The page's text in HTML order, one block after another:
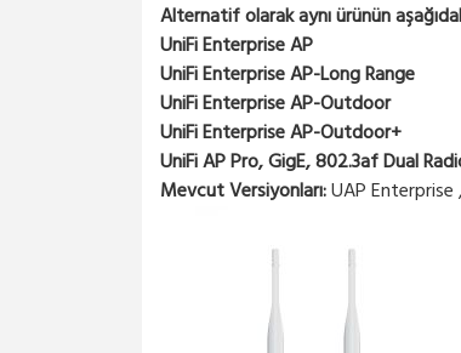
Alternatif olarak aynı ürünün
UniFi Enterprise AP
UniFi Enterprise AP-Long Range
UniFi Enterprise AP-Outdoor
UniFi Enterprise AP-Outdoor+
UniFi AP Pro, GigE, 802.3af Dual
Mevcut Versiyonları:UAP